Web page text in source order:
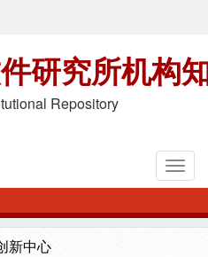
研究所机构
Repository
新中心